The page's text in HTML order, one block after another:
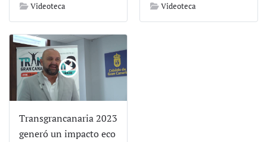
Videoteca
Videoteca
Transgrancanaria 2023
generó un impacto eco